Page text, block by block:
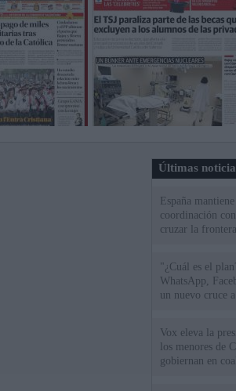
Últimas
España
coordinación
cruzar la
"¿Cuál es el
WhatsApp,
un nuevo cruce
Vox eleva la
los menores de
gobiernan en